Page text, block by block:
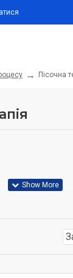
Пісочна
замки І це